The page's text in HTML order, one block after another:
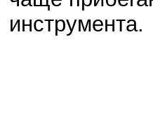
инструмента.